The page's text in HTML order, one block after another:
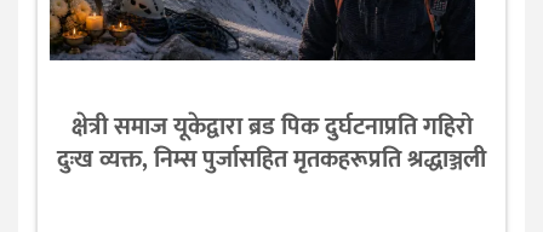
क्षेत्री समाज यूकेद्वारा ब्रड पिक दुर्घटनाप्रति गहिरो
दुःख व्यक्त, निम्स पुर्जासहित मृतकहरूप्रति श्रद्धाञ्जली